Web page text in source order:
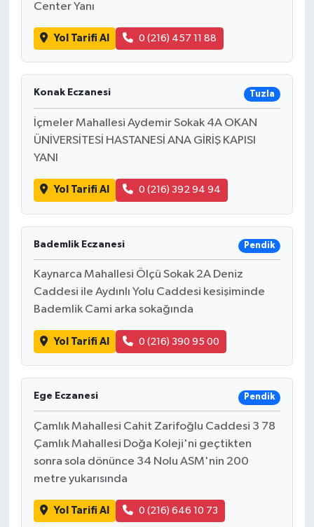
Center Yanı
Yol Tarifi Al 0 (216) 457 11 88
Konak Eczanesi Tuzla
İçmeler Mahallesi Aydemir Sokak 4A OKAN
ÜNİVERSİTESİ HASTANESİ ANA GİRİŞ KAPISI
YANI
Yol Tarifi Al 0 (216) 392 94 94
Bademlik Eczanesi Pendik
Kaynarca Mahallesi Ölçü Sokak 2A Deniz
Caddesi ile Aydınlı Yolu Caddesi kesişiminde
Bademlik Cami arka sokağında
Yol Tarifi Al 0 (216) 390 95 00
Ege Eczanesi Pendik
Çamlık Mahallesi Cahit Zarifoğlu Caddesi 3 78
Çamlık Mahallesi Doğa Koleji'ni geçtikten
sonra sola dönünce 34 Nolu ASM'nin 200
metre yukarısında
Yol Tarifi Al 0 (216) 646 10 73